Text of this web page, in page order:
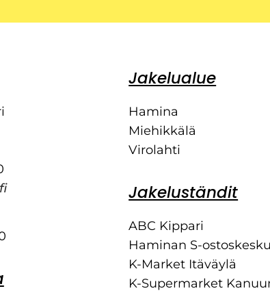
Jakelualue
Hamina
Miehikkälä
Virolahti
Jakeluständit
ABC Kippari
Haminan S-
K-Market Itäväylä
K-Supermarket